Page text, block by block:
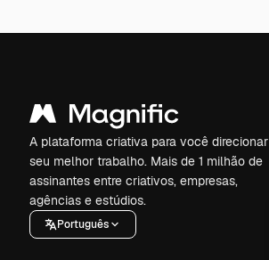
A plataforma criativa para você direcionar
seu melhor trabalho. Mais de 1 milhão de
assinantes entre criativos, empresas,
agências e estúdios.
Português